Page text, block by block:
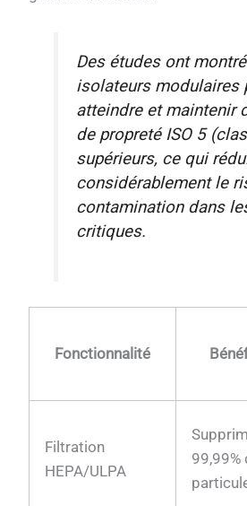
Des études ont
isolateurs modulaires
atteindre et maintenir
de propreté ISO 5
supérieurs, ce qui
considérablement le
contamination dans
critiques.
Fonctionnalité
Filtration
HEPA/ULPA
99,99%